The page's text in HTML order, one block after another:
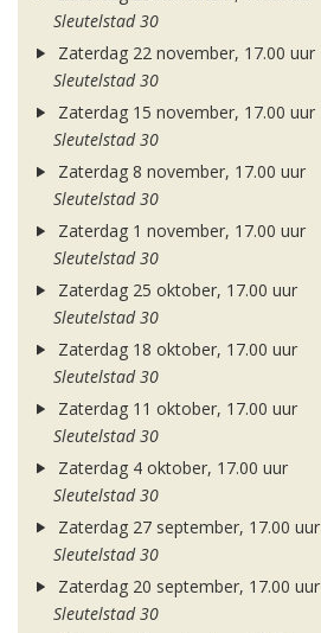
Sleutelstad 30
Zaterdag 22 november, 17.00 uur
Sleutelstad 30
Zaterdag 15 november, 17.00 uur
Sleutelstad 30
Zaterdag 8 november, 17.00 uur
Sleutelstad 30
Zaterdag 1 november, 17.00 uur
Sleutelstad 30
Zaterdag 25 oktober, 17.00 uur
Sleutelstad 30
Zaterdag 18 oktober, 17.00 uur
Sleutelstad 30
Zaterdag 11 oktober, 17.00 uur
Sleutelstad 30
Zaterdag 4 oktober, 17.00 uur
Sleutelstad 30
Zaterdag 27 september, 17.00 uur
Sleutelstad 30
Zaterdag 20 september, 17.00 uur
Sleutelstad 30